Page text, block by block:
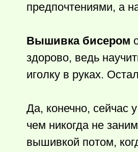
предпочтениями, а
Вышивка бисером
здорово, ведь
иголку в руках.
Да, конечно, сейчас
чем никогда не
вышивкой потом,